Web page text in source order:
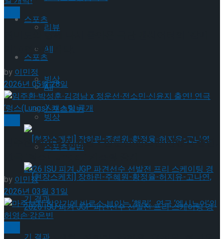
스포츠
All
빙상
스포츠일반
리뷰
스포츠
All
빙상
스포츠일반
전미도와 함께 다시 돌아온 극단 맨씨어터의 ‘갈매
기’ 8월 9일 개막!
by 이민정
2026년 05월 28일
임주환∙박성훈∙김경남 x 정운선∙전소민∙신윤지 출연!
by이민정
2026년 03월 31일